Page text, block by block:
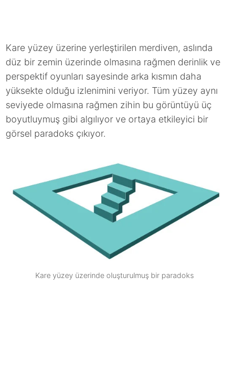
Kare yüzey üzerine yerleştirilen merdiven, aslında
düz bir zemin üzerinde olmasına rağmen derinlik ve
perspektif oyunları sayesinde arka kısmın daha
yüksekte olduğu izlenimini veriyor. Tüm yüzey aynı
seviyede olmasına rağmen zihin bu görüntüyü üç
boyutluymuş gibi algılıyor ve ortaya etkileyici bir
görsel paradoks çıkıyor.
Kare yüzey üzerinde oluşturulmuş bir paradoks